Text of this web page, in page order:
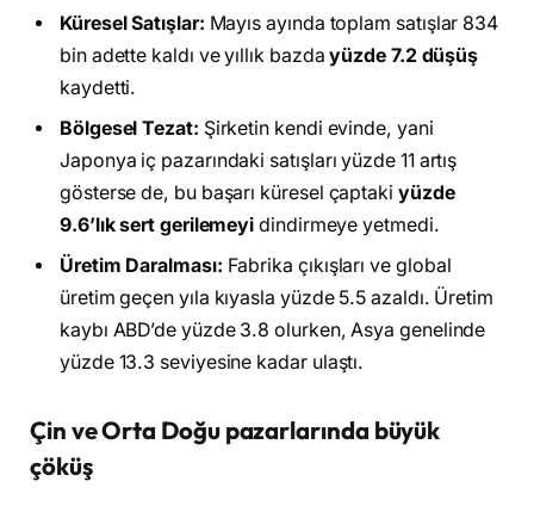
Küresel Satışlar: Mayıs ayında toplam satışlar 834
bin adette kaldı ve yıllık bazdayüzde 7.2 düşüş
kaydetti.
Bölgesel Tezat: Şirketin kendi evinde, yani
Japonya iç pazarındaki satışları yüzde 11 artış
gösterse de, bu başarı küresel çaptaki yüzde
9.6’lık sert gerilemeyi dindirmeye yetmedi.
Üretim Daralması: Fabrika çıkışları ve global
üretim geçen yıla kıyasla yüzde 5.5 azaldı. Üretim
kaybı ABD’de yüzde 3.8 olurken, Asya genelinde
yüzde 13.3 seviyesine kadar ulaştı.
Çin ve Orta Doğu pazarlarında büyük
çöküş